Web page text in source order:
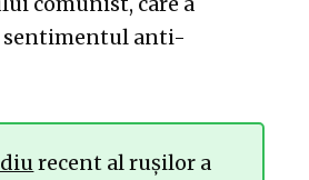
sentimentul anti-
recent al rușilor a